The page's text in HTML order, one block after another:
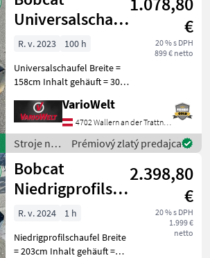
Universalschaufel
158cm
€
20 % s DPH
899 € netto
R. v. 2023
100 h
Universalschaufel Breite =
158cm Inhalt gehäuft = 300l
Stroje na stavbu
Kompaktný nakladač
VarioWelt
4702 Wallern an der Trattnach
Stroje na
stavbu /
Bobcat
Prémiový zlatý predajca
Bobcat
Niedrigprofilschaufel
203cm
2.398,80
€
20 % s DPH
1.999 €
netto
R. v. 2024
1 h
Niedrigprofilschaufel Breite
= 203cm Inhalt gehäuft =